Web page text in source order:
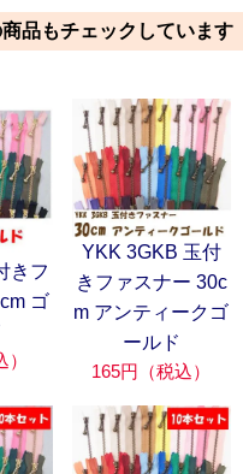
品もチェックしています
きフ
ゴ
YKK 3GKB 玉付
きファスナー 30c
m アンティークゴ
ールド
165円（税込）